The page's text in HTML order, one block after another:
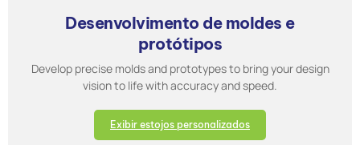
Desenvolvimento de moldes e
protótipos
Develop precise molds and prototypes to bring your design
vision to life with accuracy and speed.
Exibir estojos personalizados